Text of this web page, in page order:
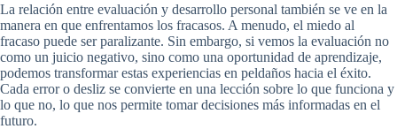
La relación entre evaluación y desarrollo personal también se ve en la
manera en que enfrentamos los fracasos. A menudo, el miedo al
fracaso puede ser paralizante. Sin embargo, si vemos la evaluación no
como un juicio negativo, sino como una oportunidad de aprendizaje,
podemos transformar estas experiencias en peldaños hacia el éxito.
Cada error o desliz se convierte en una lección sobre lo que funciona y
lo que no, lo que nos permite tomar decisiones más informadas en el
futuro.